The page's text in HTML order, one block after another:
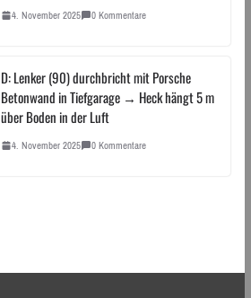
4. November 2025 0 Kommentare
D: Lenker (90) durchbricht mit Porsche
Betonwand in Tiefgarage → Heck hängt 5 m
über Boden in der Luft
4. November 2025 0 Kommentare